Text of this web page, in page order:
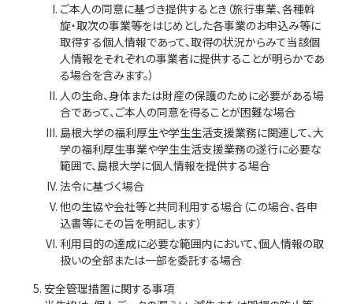
ご本人の同意に基づき提供するとき（旅行事業、各種斡
旋・取次の事業等をはじめとした各事業のお申込み等に
取得する個人情報であって、取得の状況からみて当該個
人情報をそれぞれの事業者に提供することが明らかであ
る場合を含みます。）
人の生命、身体または財産の保護のために必要がある場
合であって、ご本人の同意を得ることが困難な場合
島根大学の福利厚生や学生生活支援業務に関連して、大
学の福利厚生事業や学生生活支援業務の遂行に必要な
範囲で、島根大学に個人情報を提供する場合
法令に基づく場合
他の生協や会社等と共同利用する場合（この場合、各申
込書等にその旨を明記します）
利用目的の達成に必要な範囲内において、個人情報の取
扱いの全部または一部を委託する場合
安全管理措置に関する事項